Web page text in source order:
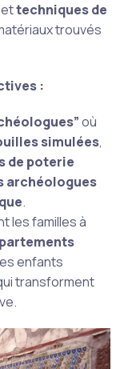
ettechniques de
trouvés
:
où
simulées,
de poterie
archéologues
.
les familles à
enfants
transforment